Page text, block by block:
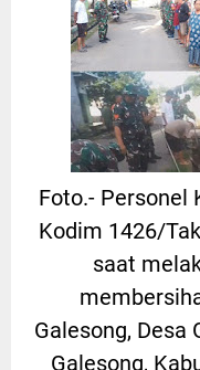
Foto.- Personel
Kodim 1426/
saat
Galesong, Desa
Galesong,